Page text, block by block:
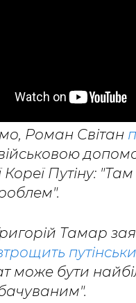
Роман Світан
військовою
Кореї Путіну:
Тамар
може бути